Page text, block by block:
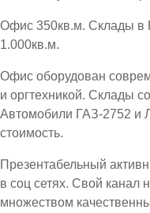
Офис 350кв.м. Склады в
1.000кв.м.
Офис оборудован
и оргтехникой. Склады
Автомобили ГАЗ-2752 и
стоимость.
Презентабельный
в соц сетях. Свой канал
множеством